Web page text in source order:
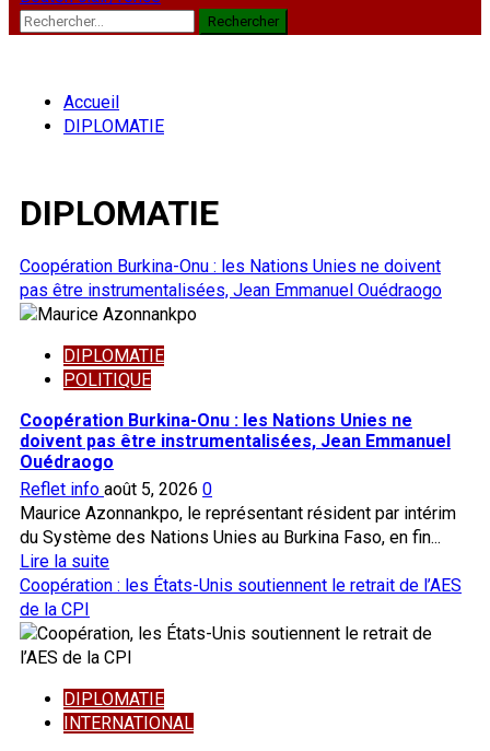
Rechercher :
Accueil
DIPLOMATIE
DIPLOMATIE
Coopération Burkina-Onu : les Nations Unies ne doivent
pas être instrumentalisées, Jean Emmanuel Ouédraogo
DIPLOMATIE
POLITIQUE
Coopération Burkina-Onu : les Nations Unies ne
doivent pas être instrumentalisées, Jean Emmanuel
Ouédraogo
Reflet info août 5, 2026 0
Maurice Azonnankpo, le représentant résident par intérim
du Système des Nations Unies au Burkina Faso, en fin...
Lire la suiteEn
savoir
sur
Coopération
Onu
:
Coopération : les États-Unis soutiennent le retrait de l’AES
de la CPI
DIPLOMATIE
INTERNATIONAL